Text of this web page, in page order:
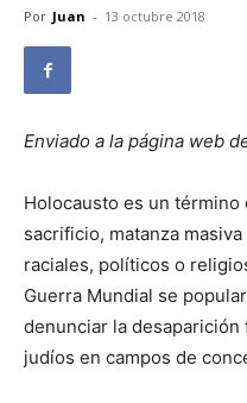
Por Juan - 13 octubre 2018
Enviado a la página web
Holocausto es un
sacrificio, matanza
raciales, políticos o
Guerra Mundial se
denunciar la
judíos en campos de